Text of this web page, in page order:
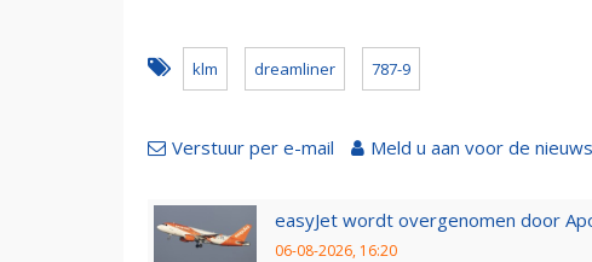
klm dreamliner 787-9
Verstuur per e-mail Meld u aan voor de
easyJet wordt overgenomen door
06-08-2026, 16:20